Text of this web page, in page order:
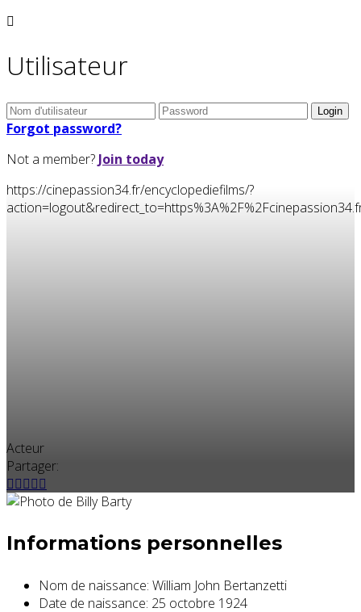
Utilisateur
Forgot password?
Not a member? Join today
https://cinepassion34.fr/encyclopediefilms/?
Acteur
Partager:
Informations personnelles
Nom de naissance: William John Bertanzetti
Date de naissance: 25 octobre 1924